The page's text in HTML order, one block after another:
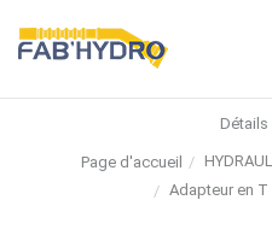
Page d'accueil
Adapteur en T